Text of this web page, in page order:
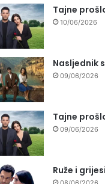
Tajne
10/06/2026
Nasljednik
09/06/2026
Tajne
09/06/2026
Ruže i